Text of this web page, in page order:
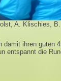
A. Klischies,
damit ihren guten
entspannt die